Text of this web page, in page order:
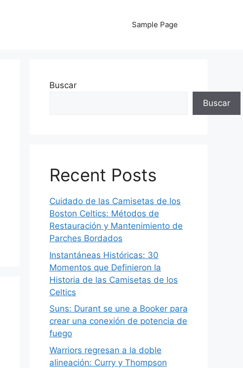
Sample Page
Buscar
Buscar
Recent Posts
Cuidado de las Camisetas de los
Boston Celtics: Métodos de
Restauración y Mantenimiento de
Parches Bordados
Instantáneas Históricas: 30
Momentos que Definieron la
Historia de las Camisetas de los
Celtics
Suns: Durant se une a Booker para
crear una conexión de potencia de
fuego
Warriors regresan a la doble
alineación: Curry y Thompson